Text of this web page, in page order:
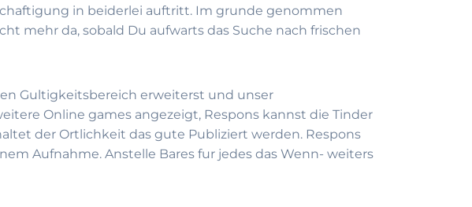
in beiderlei auftritt. Im grunde genommen
mehr da, sobald Du aufwarts das Suche nach frischen
Gultigkeitsbereich erweiterst und unser
Online games angezeigt, Respons kannst die Tinder
der Ortlichkeit das gute Publiziert werden. Respons
Aufnahme. Anstelle Bares fur jedes das Wenn- weiters